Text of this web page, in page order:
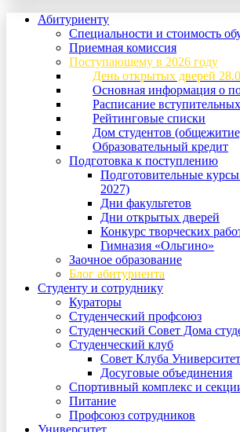
Абитуриенту
Специальности и стоимость
Приемная комиссия
Поступающему в 2026 году
День открытых дверей
Основная информация о
Расписание
Рейтинговые списки
Дом студентов
Образовательный кредит
Подготовка к поступлению
Подготовительные
2027)
Дни факультетов
Дни открытых дверей
Конкурс творческих
Гимназия «Ольгино»
Заочное образование
Блог абитуриента
Студенту и сотруднику
Кураторы
Студенческий профсоюз
Студенческий Совет Дома
Студенческий клуб
Совет Клуба
Досуговые объединения
Спортивный комплекс и
Питание
Профсоюз сотрудников
Университет